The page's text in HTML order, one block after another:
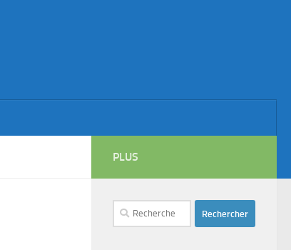
PLUS
Rechercher :